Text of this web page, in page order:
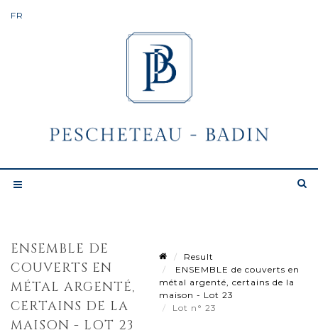
ENSEMBLE DE
COUVERTS EN
MÉTAL ARGENTÉ,
CERTAINS DE LA
MAISON - LOT 23
Result
ENSEMBLE de couverts en
métal argenté, certains de la
maison - Lot 23
Lot n° 23